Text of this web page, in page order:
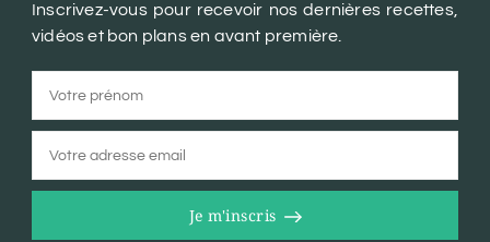
Inscrivez-vous pour recevoir nos dernières recettes,
vidéos et bon plans en avant première.
Je m'inscris